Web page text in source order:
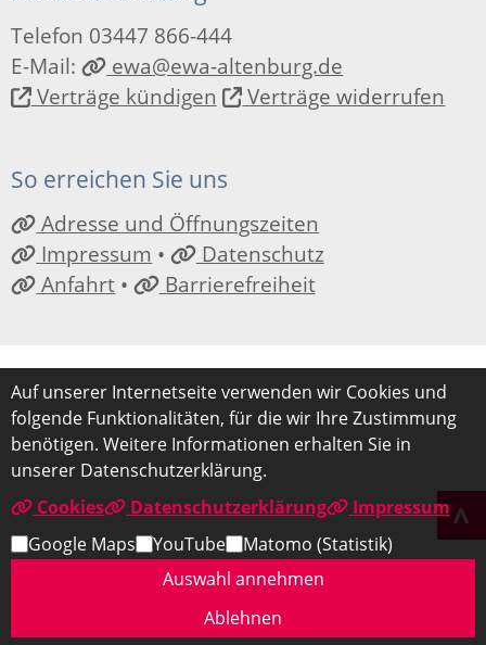
Telefon 03447 866-444
E-Mail:
ewa@ewa-altenburg.de
Verträge kündigen
Verträge widerrufen
So erreichen Sie uns
Adresse und Öffnungszeiten
Impressum •
Datenschutz
Anfahrt • Barrierefreiheit
Auf unserer Internetseite verwenden wir Cookies und
folgende Funktionalitäten, für die wir Ihre Zustimmung
benötigen. Weitere Informationen erhalten Sie in
unserer Datenschutzerklärung.
Cookies
Datenschutzerklärung
Impressum
Google Maps
YouTube
Matomo (Statistik)
Auswahl annehmen
Ablehnen